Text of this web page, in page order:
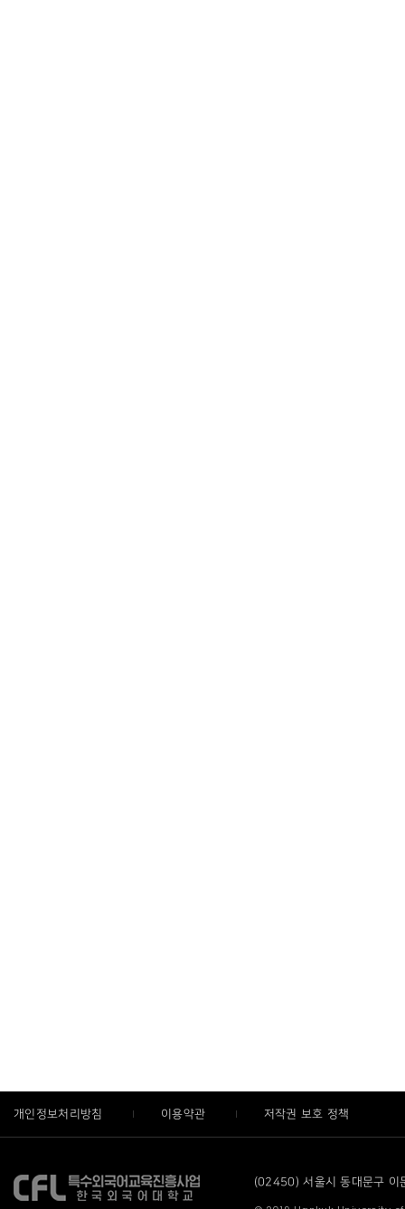
개인정보처리방침 이용약관 저작권 보호 정책
(02450) 서울시 동대문구